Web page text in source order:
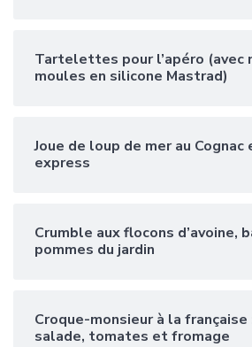
Tartelettes pour l’apéro (avec
moules en silicone Mastrad)
Joue de loup de mer au
express
Crumble aux flocons d’avoine,
pommes du jardin
Croque-monsieur à la française
salade, tomates et fromage